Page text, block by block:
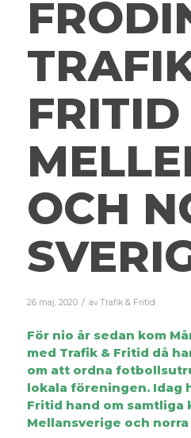
FRITID
OCH
26 maj, 2020 / avTrafik & Fritid
För nio år sedan kom
med Trafik & Fritid då
om att ordna
lokala föreningen. Idag
Fritid hand om samtliga
Mellansverige och norra